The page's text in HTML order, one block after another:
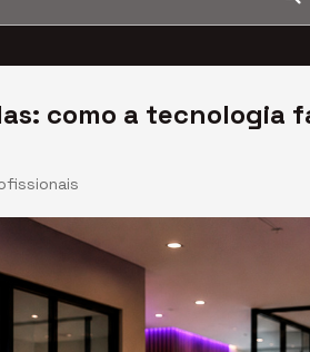
como a tecnologia